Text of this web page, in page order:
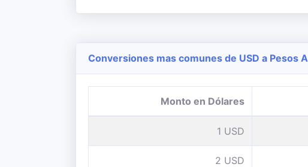
Conversiones mas comunes de USD a Pesos
Monto en Dólares
1 USD
2 USD